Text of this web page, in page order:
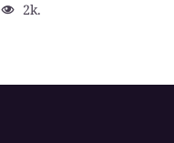
2k.